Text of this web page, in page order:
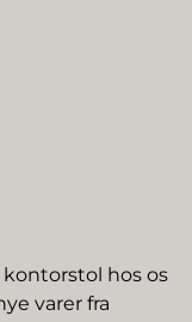
hos os
varer fra